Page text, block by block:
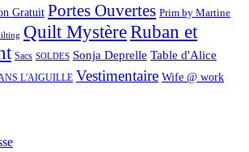
Gratuit Portes Ouvertes Prim by Martine
Quilt MystèreRuban et
Sacs SOLDES Sonja Deprelle Table d'Alice
L'AIGUILLE Vestimentaire Wife @ work